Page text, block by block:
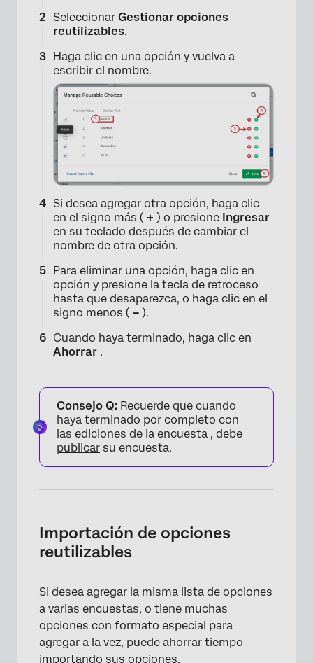
Seleccionar Gestionar opciones
reutilizables.
Haga clic en una opción y vuelva a
escribir el nombre.
Si desea agregar otra opción, haga clic
en el signo más ( + ) o presione Ingresar
en su teclado después de cambiar el
nombre de otra opción.
Para eliminar una opción, haga clic en
opción y presione la tecla de retroceso
hasta que desaparezca, o haga clic en el
signo menos ( – ).
Cuando haya terminado, haga clic en
Ahorrar .
Consejo Q: Recuerde que cuando
haya terminado por completo con
las ediciones de la encuesta , debe
publicar su encuesta.
Importación de opciones
reutilizables
Si desea agregar la misma lista de opciones
a varias encuestas, o tiene muchas
opciones con formato especial para
agregar a la vez, puede ahorrar tiempo
importando sus opciones.